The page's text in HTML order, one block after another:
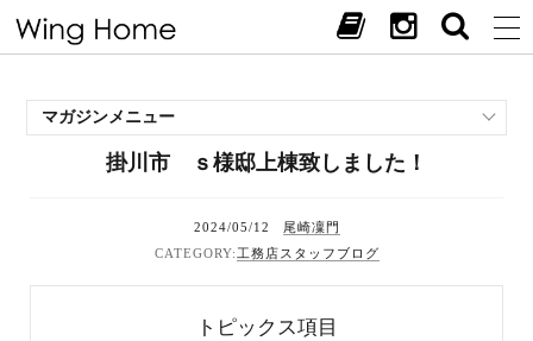
マガジンメニュー
施工事例掛川市 ｓ様邸上棟致しました！
2024/05/12
尾崎凜門
工務店スタッフブログ
トピックス項目